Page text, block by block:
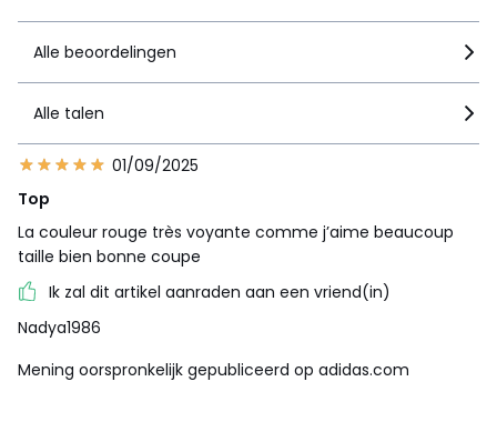
Alle beoordelingen
Alle talen
01/09/2025
Top
La couleur rouge très voyante comme j’aime beaucoup
taille bien bonne coupe
Ik zal dit artikel aanraden aan een vriend(in)
Nadya1986
Mening oorspronkelijk gepubliceerd op adidas.com